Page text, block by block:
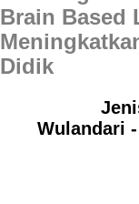
Brain Based
Didik
Wulandari